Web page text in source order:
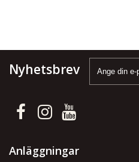
Nyhetsbrev
Anläggningar